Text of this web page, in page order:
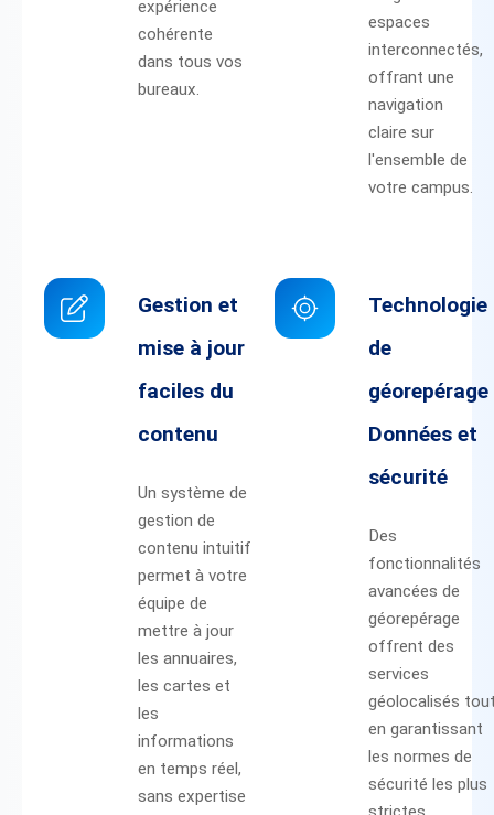
expérience
cohérente
dans tous vos
bureaux.
espaces
interconnectés,
offrant une
navigation
claire sur
l'ensemble de
votre campus.
Gestion et
mise à jour
faciles du
contenu
Un système de
gestion de
contenu intuitif
permet à votre
équipe de
mettre à jour
les annuaires,
les cartes et
les
informations
en temps réel,
sans expertise
Technologie
de
géorepérage
Données et
sécurité
Des
fonctionnalités
avancées de
géorepérage
offrent des
services
géolocalisés
en garantissant
les normes de
sécurité les plus